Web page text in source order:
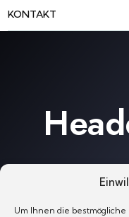
Um Ihnen die
KONTAKT
Home